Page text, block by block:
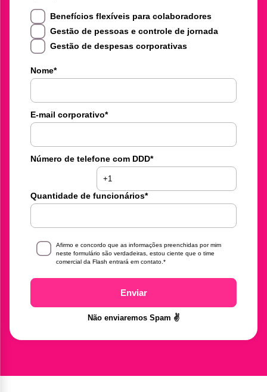
Benefícios flexíveis para colaboradores
Gestão de pessoas e controle de jornada
Gestão de despesas corporativas
Nome*
E-mail corporativo*
Número de telefone com DDD*
Quantidade de funcionários*
Afirmo e concordo que as informações preenchidas por mim
neste formulário são verdadeiras, estou ciente que o time
comercial da Flash entrará em contato. *
Enviar
Não enviaremos Spam ✌️